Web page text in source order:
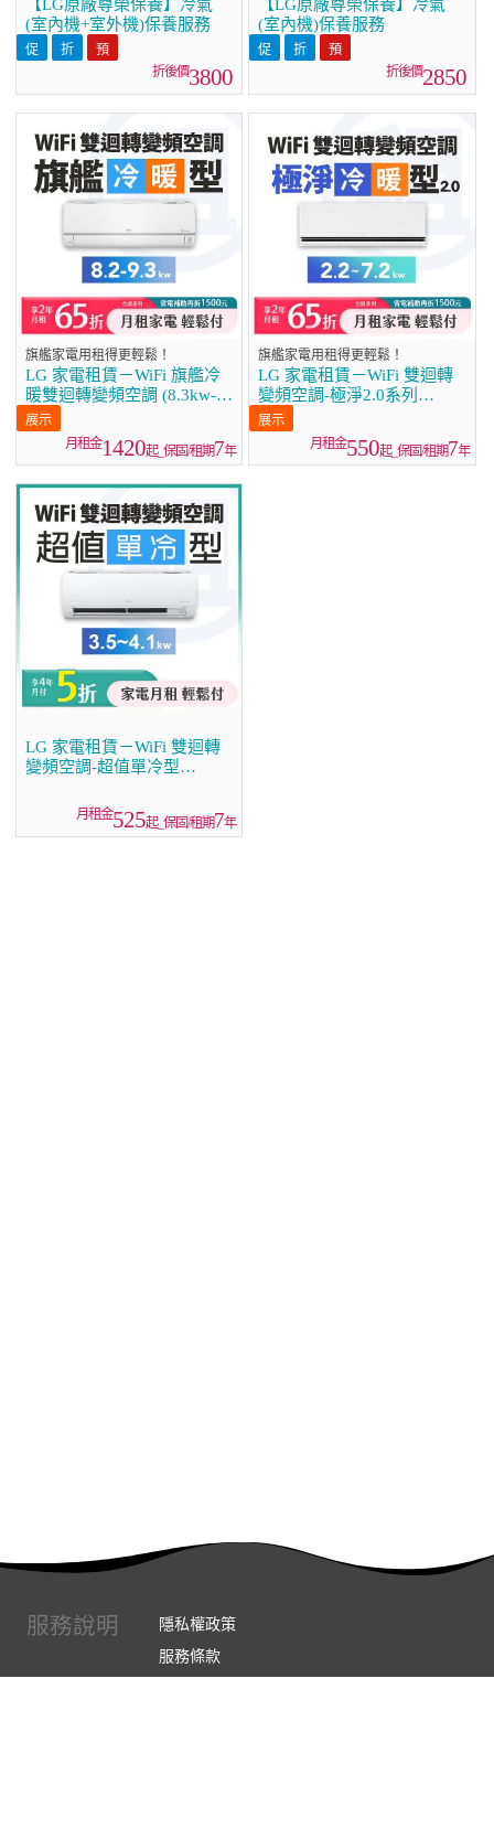
【LG原廠尊榮保養】冷氣
(室內機+室外機)保養服務
3800
【LG原廠尊榮保養】冷氣
(室內機)保養服務
2850
旗艦家電用租得更輕鬆！
LG 家電租賃－WiFi 旗艦冷
暖雙迴轉變頻空調 (8.3kw-
9.3kw)
1420起_保固/租期7年
旗艦家電用租得更輕鬆！
LG 家電租賃－WiFi 雙迴轉
變頻空調-極淨2.0系列
(2.2kw~7.2kw)
550起_保固/租期7年
LG 家電租賃－WiFi 雙迴轉
變頻空調-超值單冷型
525起_保固/租期7年
服務說明
隱私權政策
服務條款